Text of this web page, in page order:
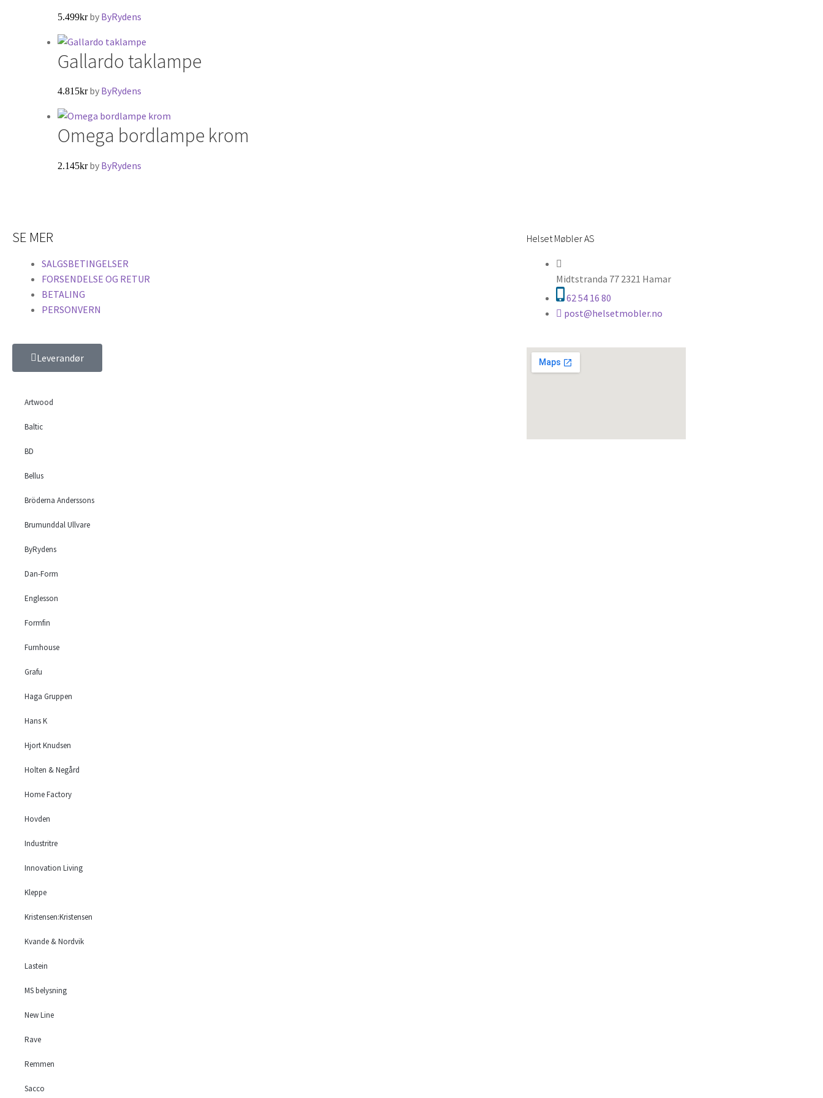
5.499kr by ByRydens
Gallardo taklampe
4.815kr by ByRydens
Omega bordlampe krom
2.145kr by ByRydens
SE MER
SALGSBETINGELSER
FORSENDELSE OG RETUR
BETALING
PERSONVERN
Leverandør
Artwood
Baltic
BD
Bellus
Bröderna Anderssons
Brumunddal Ullvare
ByRydens
Dan-Form
Englesson
Formfin
Furnhouse
Grafu
Haga Gruppen
Hans K
Hjort Knudsen
Holten & Negård
Home Factory
Hovden
Industritre
Innovation Living
Kleppe
Kristensen:Kristensen
Kvande & Nordvik
Lastein
MS belysning
New Line
Rave
Remmen
Sacco
Helset Møbler AS
Midtstranda 77 2321 Hamar
62 54 16 80
post@helsetmobler.no